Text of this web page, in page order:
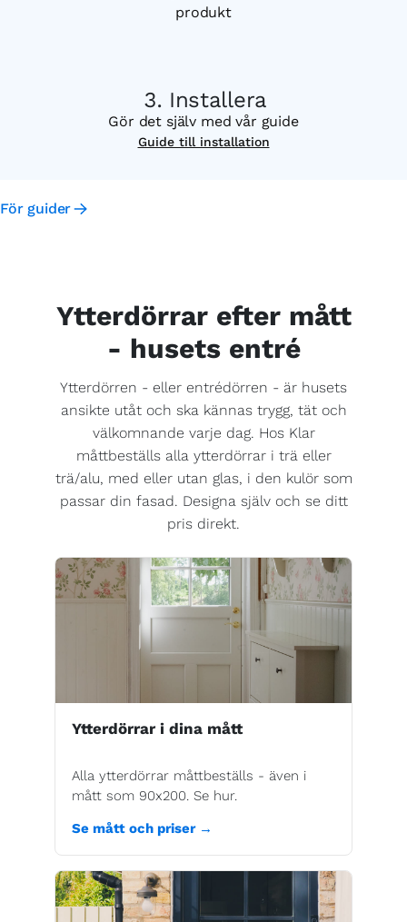
produkt
Installera
Gör det själv med vår guide
Guide till installation
För guider
Ytterdörrar efter mått
- husets entré
Ytterdörren - eller entrédörren - är husets
ansikte utåt och ska kännas trygg, tät och
välkomnande varje dag. Hos Klar
måttbeställs alla ytterdörrar i trä eller
trä/alu, med eller utan glas, i den kulör som
passar din fasad. Designa själv och se ditt
pris direkt.
Ytterdörrar i dina mått
Alla ytterdörrar måttbeställs - även i
mått som 90x200. Se hur.
Se mått och priser →